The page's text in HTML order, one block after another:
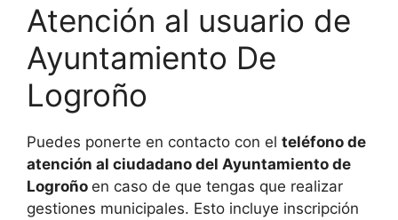
Atención al usuario de
Ayuntamiento De
Logroño
Puedes ponerte en contacto con el teléfono de
atención al ciudadano del Ayuntamiento de
Logroño en caso de que tengas que realizar
gestiones municipales. Esto incluye inscripción